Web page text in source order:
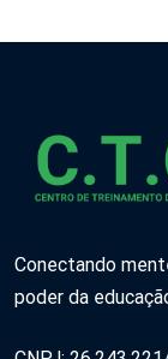
Conectando
poder da